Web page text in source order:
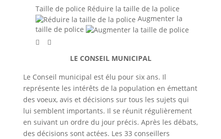
Taille de police Réduire la taille de la police
Augmenter la
taille de police
LE CONSEIL MUNICIPAL
Le Conseil municipal est élu pour six ans. Il
représente les intérêts de la population en émettant
des voeux, avis et décisions sur tous les sujets qui
lui semblent importants. Il se réunit régulièrement
en suivant un ordre du jour précis. Après les débats,
des décisions sont actées. Les 33 conseillers